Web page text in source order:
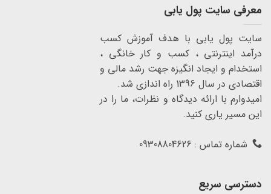
معرفی سایت پول یابی
سایت پول یابی با هدف آموزش کسب
درآمد اینترنتی ، کسب و کار خانگی ،
استخدام و ایجاد انگیزه جهت رشد مالی و
اقتصادی در سال 1396 راه اندازی شد.
امیدوارم با ارائه دیدگاه و نظرات، ما را در
این مسیر یاری کنید.
شماره تماس : 09308804626
دسترسی سریع